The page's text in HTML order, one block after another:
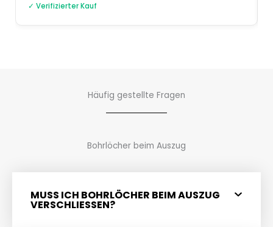
✓ Verifizierter Kauf
Häufig gestellte Fragen
Bohrlöcher beim Auszug
MUSS ICH BOHRLÖCHER BEIM AUSZUG
VERSCHLIESSEN?